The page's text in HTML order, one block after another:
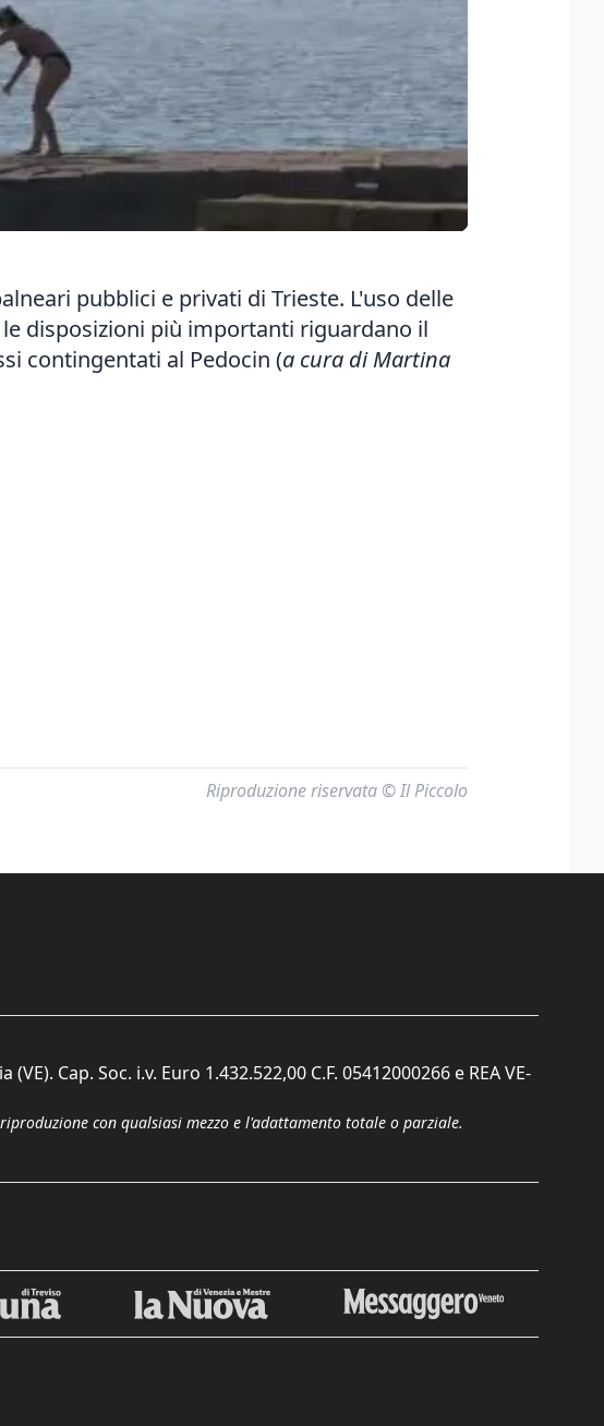
pubblici e privati di Trieste. L'uso delle
disposizioni più importanti riguardano il
contingentati al Pedocin (a cura di Martina
Riproduzione riservata © Il Piccolo
Cap. Soc. i.v. Euro 1.432.522,00 C.F. 05412000266 e REA VE-
con qualsiasi mezzo e l'adattamento totale o parziale.